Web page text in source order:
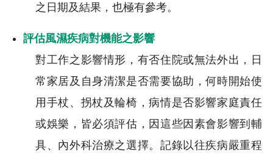
之日期及結果，也極有參考。
評估風濕疾病對機能之影響
對工作之影響情形，有否住院或無法外出，日
常家居及自身清潔是否需要協助，何時開始使
用手杖、拐杖及輪椅，病情是否影響家庭責任
或娛樂，皆必須評估，因這些因素會影響到輔
具、內外科治療之選擇。記錄以往疾病嚴重程